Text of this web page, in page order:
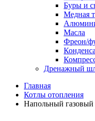
Буры и
Медная
Масла
Фреон/
Дренажный
Главная
Котлы отопления
Напольный